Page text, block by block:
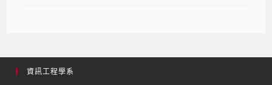
資訊工程學系